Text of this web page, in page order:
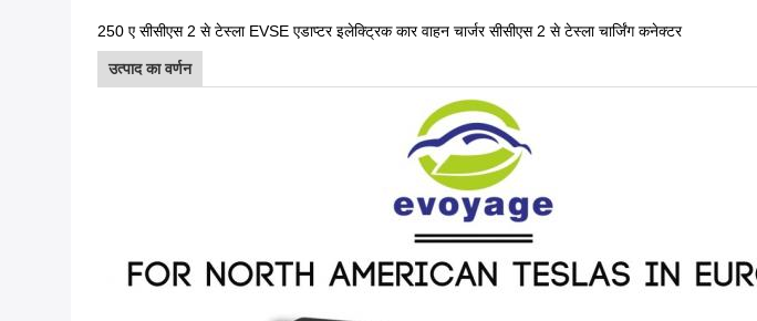
250 ए सीसीएस 2 से टेस्ला EVSE एडाप्टर इलेक्ट्रिक कार वाहन चार्जर सीसीएस 2 से टेस्ला चार्जिंग कनेक्टर
उत्पाद का वर्णन